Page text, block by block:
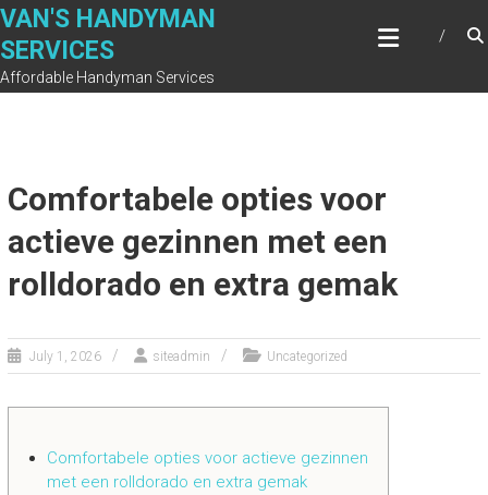
Skip
content
VAN'S HANDYMAN
SERVICES
Affordable Handyman Services
Comfortabele opties voor
actieve gezinnen met een
rolldorado en extra gemak
July 1, 2026 siteadmin Uncategorized
Comfortabele opties voor actieve gezinnen
met een rolldorado en extra gemak